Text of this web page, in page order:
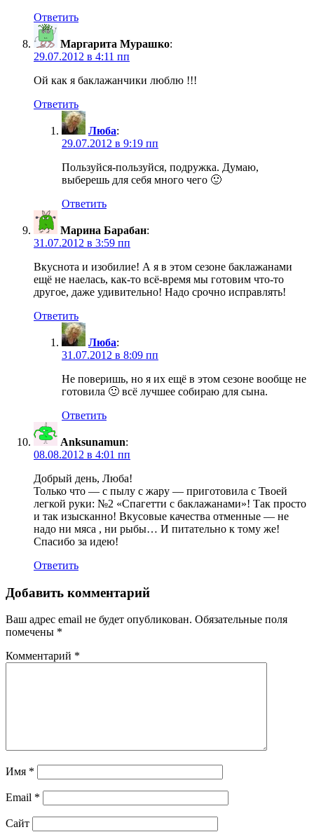
Ответить
Маргарита Мурашко:
29.07.2012 в 4:11 пп
Ой как я баклажанчики люблю !!!
Ответить
Люба:
29.07.2012 в 9:19 пп
Пользуйся-пользуйся, подружка. Думаю,
выберешь для себя много чего 🙂
Ответить
Марина Барабан:
31.07.2012 в 3:59 пп
Вкуснота и изобилие! А я в этом сезоне баклажанами
ещё не наелась, как-то всё-время мы готовим что-то
другое, даже удивительно! Надо срочно исправлять!
Ответить
Люба:
31.07.2012 в 8:09 пп
Не поверишь, но я их ещё в этом сезоне вообще не
готовила 🙂 всё лучшее собираю для сына.
Ответить
Anksunamun:
08.08.2012 в 4:01 пп
Добрый день, Люба!
Только что — с пылу с жару — приготовила с Твоей
легкой руки: №2 «Спагетти с баклажанами»! Так просто
и так изысканно! Вкусовые качества отменные — не
надо ни мяса , ни рыбы… И питательно к тому же!
Спасибо за идею!
Ответить
Добавить комментарий
Ваш адрес email не будет опубликован. Обязательные поля
помечены *
Комментарий *
Имя *
Email *
Сайт